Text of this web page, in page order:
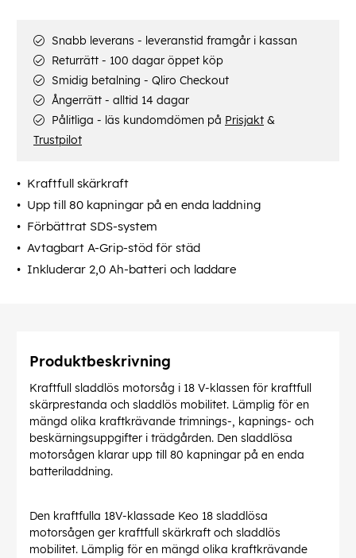
Kraftfull skärkraft
Upp till 80 kapningar på en enda laddning
Förbättrat SDS-system
Avtagbart A-Grip-stöd för städ
Inkluderar 2,0 Ah-batteri och laddare
Snabb leverans - leveranstid framgår i kassan
Returrätt - 100 dagar öppet köp
Smidig betalning - Qliro Checkout
Ångerrätt - alltid 14 dagar
Pålitliga - läs kundomdömen på Prisjakt &
Trustpilot
Produktbeskrivning
Kraftfull sladdlös motorsåg i 18 V-klassen för kraftfull
skärprestanda och sladdlös mobilitet. Lämplig för en
mängd olika kraftkrävande trimnings-, kapnings- och
beskärningsuppgifter i trädgården. Den sladdlösa
motorsågen klarar upp till 80 kapningar på en enda
batteriladdning.
Den kraftfulla 18V-klassade Keo 18 sladdlösa
motorsågen ger kraftfull skärkraft och sladdlös
mobilitet. Lämplig för en mängd olika kraftkrävande